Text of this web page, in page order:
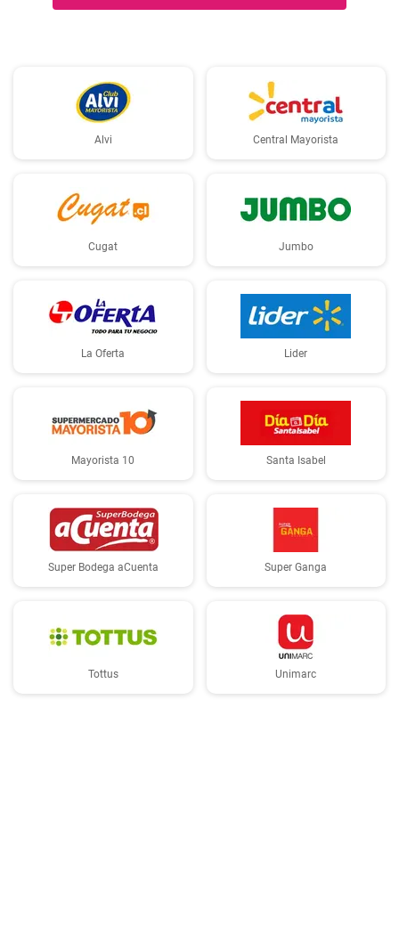
Alvi Central Mayorista
Cugat Jumbo
La Oferta Lider
Mayorista 10 Santa Isabel
Super Bodega aCuenta Super Ganga
Tottus Unimarc